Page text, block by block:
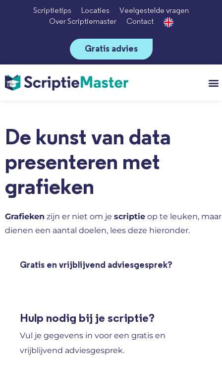
Scriptietips Locaties
Veelgestelde vragen
Over Scriptiemaster
Contact
Gratis advies
De kunst van data
presenteren met
grafieken
Grafieken zijn er niet om je scriptie op te leuken, maar
dienen een aantal doelen, lees deze hieronder.
Gratis en vrijblijvend adviesgesprek?
Hulp nodig bij je scriptie?
Vul je gegevens in voor een gratis en
vrijblijvend adviesgesprek.